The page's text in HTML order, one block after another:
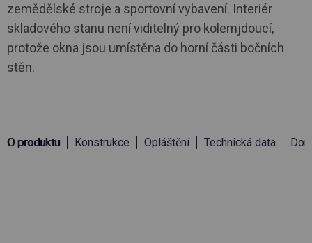
zemědělské stroje a sportovní vybavení. Interiér
skladového stanu není viditelný pro kolemjdoucí,
protože okna jsou umístěna do horní části bočních
stěn.
O produktu Konstrukce Opláštění Technická data